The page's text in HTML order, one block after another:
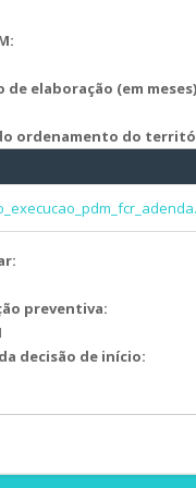
elaboração (em
ordenamento do
preventiva:
decisão de início: